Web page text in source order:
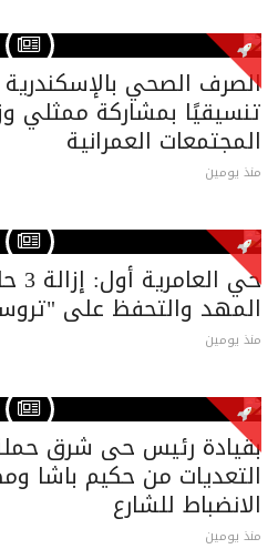
الصرف الصحي
تنسيقيًا بمشاركة ممثلي
المجتمعات العمرانية
منذ يومين
المهد والتحفظ على
منذ يومين
بقيادة رئيس حى شرق
التعديات من حكيم باشا
الانضباط للشارع
منذ يومين